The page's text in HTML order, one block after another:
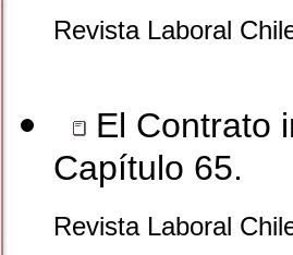
Revista Laboral
El Contrato
Capítulo 65.
Revista Laboral